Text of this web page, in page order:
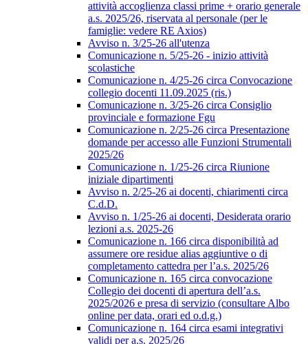
attività accoglienza classi prime + orario generale
a.s. 2025/26, riservata al personale (per le
famiglie: vedere RE Axios)
Avviso n. 3/25-26 all'utenza
Comunicazione n. 5/25-26 - inizio attività
scolastiche
Comunicazione n. 4/25-26 circa Convocazione
collegio docenti 11.09.2025 (ris.)
Comunicazione n. 3/25-26 circa Consiglio
provinciale e formazione Fgu
Comunicazione n. 2/25-26 circa Presentazione
domande per accesso alle Funzioni Strumentali
2025/26
Comunicazione n. 1/25-26 circa Riunione
iniziale dipartimenti
Avviso n. 2/25-26 ai docenti, chiarimenti circa
C.d.D.
Avviso n. 1/25-26 ai docenti, Desiderata orario
lezioni a.s. 2025-26
Comunicazione n. 166 circa disponibilità ad
assumere ore residue alias aggiuntive o di
completamento cattedra per l’a.s. 2025/26
Comunicazione n. 165 circa convocazione
Collegio dei docenti di apertura dell’a.s.
2025/2026 e presa di servizio (consultare Albo
online per data, orari ed o.d.g.)
Comunicazione n. 164 circa esami integrativi
validi per a.s. 2025/26